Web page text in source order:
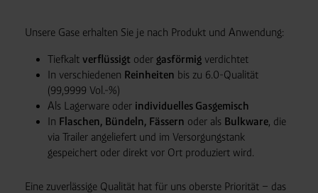
Unsere Gase erhalten Sie je nach Produkt und Anwendung:
Tiefkalt verflüssigt oder gasförmigverdichtet
In verschiedenen Reinheiten bis zu 6.0-Qualität
(99,9999 Vol.-%)
Als Lagerware oder individuelles Gasgemisch
In Flaschen, Bündeln, Fässern oder als Bulkware, die
via Trailer angeliefert und im Versorgungstank
gespeichert oder direkt vor Ort produziert wird.
Eine zuverlässige Qualität hat für uns oberste Priorität – das